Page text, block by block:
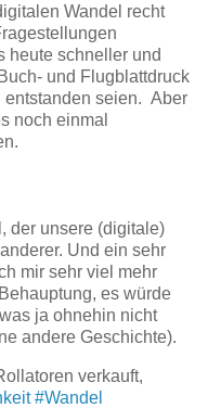
Wandel recht
heute schneller und
und Flugblattdruck
entstanden seien. Aber
noch einmal
der unsere (digitale)
Und ein sehr
mir sehr viel mehr
es würde
ja ohnehin nicht
andere Geschichte).
verkauft,
#Wandel